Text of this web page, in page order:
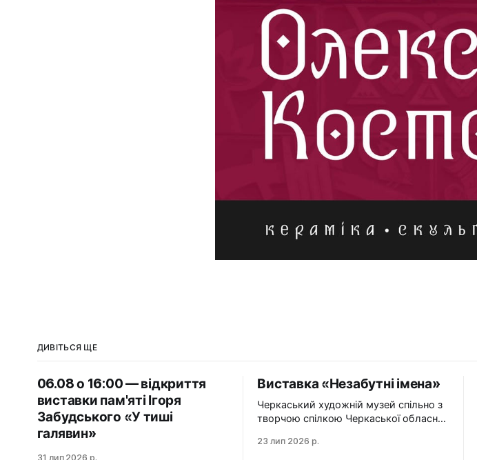
ДИВІТЬСЯ ЩЕ
06.08 о 16:00 — відкриття
виставки пам'яті Ігоря
Забудського «У тиші
галявин»
31 лип 2026 р.
Виставка «Незабутні імена»
Черкаський художній музей спільно з
творчою спілкою Черкаської обласної
художників України презентує
23 лип 2026 р.